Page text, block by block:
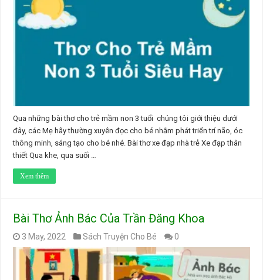
Qua những bài thơ cho trẻ mầm non 3 tuổi chúng tôi giới thiệu dưới
đây, các Mẹ hãy thường xuyên đọc cho bé nhằm phát triển trí não, óc
thông minh, sáng tạo cho bé nhé. Bài thơ xe đạp nhà trẻ Xe đạp thân
thiết Qua khe, qua suối …
Xem thêm
Bài Thơ Ảnh Bác Của Trần Đăng Khoa
3 May, 2022 Sách Truyện Cho Bé 0